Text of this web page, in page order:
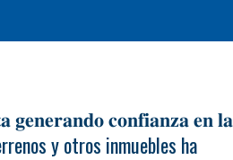
𝐜𝐨𝐧𝐟𝐢𝐚𝐧𝐳𝐚 𝐞𝐧 𝐥𝐚
y otros inmuebles ha